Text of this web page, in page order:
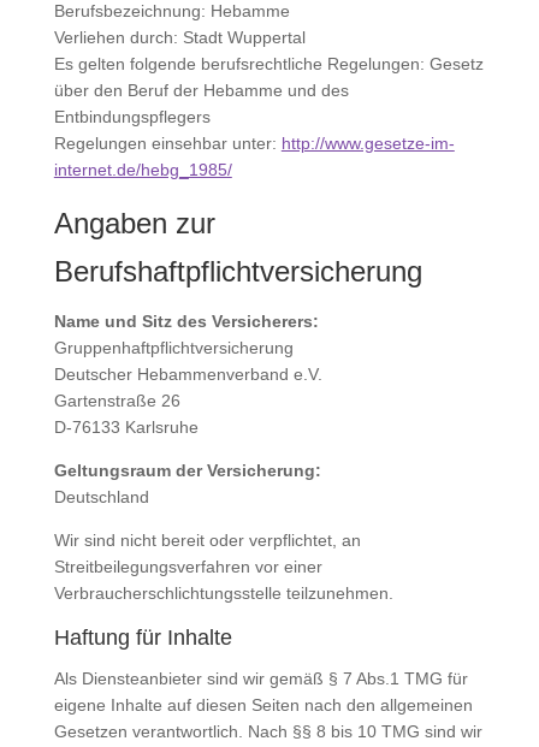
Berufsbezeichnung: Hebamme
Verliehen durch: Stadt Wuppertal
Es gelten folgende berufsrechtliche Regelungen: Gesetz
über den Beruf der Hebamme und des
Entbindungspflegers
Regelungen einsehbar unter: http://www.gesetze-im-
internet.de/hebg_1985/
Angaben zur
Berufshaftpflichtversicherung
Name und Sitz des Versicherers:
Gruppenhaftpflichtversicherung
Deutscher Hebammenverband e.V.
Gartenstraße 26
D-76133 Karlsruhe
Geltungsraum der Versicherung:
Deutschland
Wir sind nicht bereit oder verpflichtet, an
Streitbeilegungsverfahren vor einer
Verbraucherschlichtungsstelle teilzunehmen.
Haftung für Inhalte
Als Diensteanbieter sind wir gemäß § 7 Abs.1 TMG für
eigene Inhalte auf diesen Seiten nach den allgemeinen
Gesetzen verantwortlich. Nach §§ 8 bis 10 TMG sind wir